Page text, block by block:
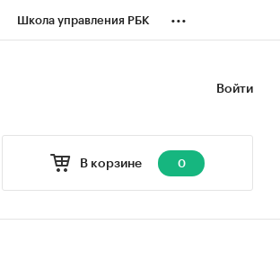
Школа управления РБК ...
Войти
В корзине 0